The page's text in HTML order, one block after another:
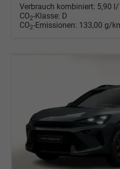
Verbrauch kombiniert: 5,90
CO2-Klasse: D
CO2-Emissionen: 133,00 g/